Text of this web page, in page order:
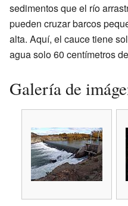
sedimentos que el río
pueden cruzar barcos
alta. Aquí, el cauce tiene
agua solo 60 centímetros
Galería de